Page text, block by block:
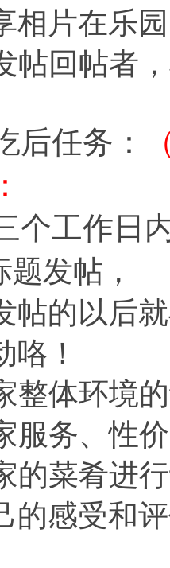
相片在乐
帖回帖者
后任务：
个工作日
题发帖，
帖的以后
咯！
整体环境
服务、性
的菜肴进
的感受和